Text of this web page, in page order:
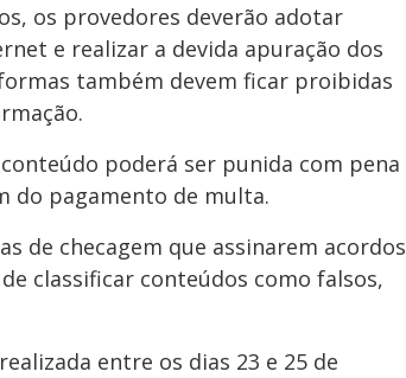
os provedores deverão adotar
e realizar a devida apuração dos
também devem ficar proibidas
poderá ser punida com pena
do pagamento de multa.
de checagem que assinarem acordos
classificar conteúdos como falsos,
entre os dias 23 e 25 de